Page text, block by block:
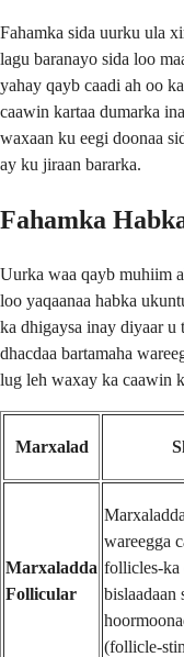
Fahamka sida uurku ula
lagu baranayo sida loo
yahay qayb caadi ah oo
caawin kartaa dumarka
waxaan ku eegi doonaa
ay ku jiraan bararka.
Fahamka
Uurka waa qayb muhiim
loo yaqaanaa habka
ka dhigaysa inay diyaar u
dhacdaa bartamaha
lug leh waxay ka caawin
Marxalad
Marxaladda
Follicular
wareegga
follicles-ka
bislaadaan
(follicle-